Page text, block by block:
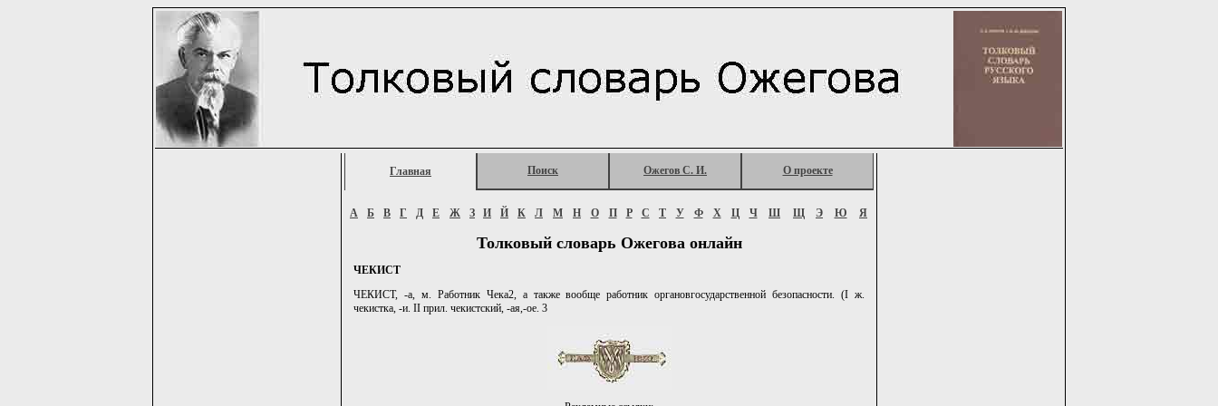
Главная Поиск Ожегов С. И. О проекте
А Б В Г Д Е Ж З И Й К Л М Н О П Р С Т У Ф Х Ц Ч Ш Щ Э Ю Я
Толковый словарь Ожегова онлайн
ЧЕКИСТ
ЧЕКИСТ, -а, м. Работник Чека2, а также вообще работник органовгосударственной безопасности. (I ж.
чекистка, -и. II прил. чекистский, -ая,-ое. 3